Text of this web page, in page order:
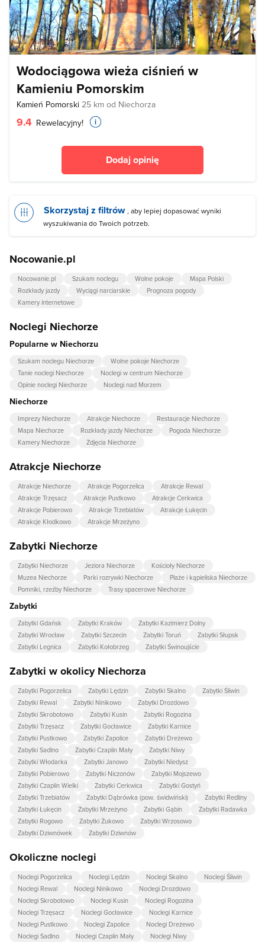
Wodociągowa wieża ciśnień w
Kamieniu Pomorskim
Kamień Pomorski 25 km od Niechorza
9.4 Rewelacyjny!
Dodaj opinię
Skorzystaj z filtrów , aby lepiej dopasować wyniki
wyszukiwania do Twoich potrzeb.
Nocowanie.pl
Nocowanie.pl Szukam noclegu Wolne pokoje
Mapa Polski
Rozkłady jazdy
Wyciągi narciarskie
Prognoza pogody
Kamery internetowe
Noclegi Niechorze
Popularne w Niechorzu
Szukam noclegu Niechorze
Wolne pokoje Niechorze
Tanie noclegi Niechorze
Noclegi w centrum Niechorze
Opinie noclegi Niechorze
Noclegi nad Morzem
Niechorze
Imprezy Niechorze Atrakcje Niechorze
Restauracje Niechorze
Mapa Niechorze
Rozkłady jazdy Niechorze
Pogoda Niechorze
Kamery Niechorze
Zdjęcia Niechorze
Atrakcje Niechorze
Atrakcje Niechorze Atrakcje Pogorzelica
Atrakcje Rewal
Atrakcje Trzęsacz
Atrakcje Pustkowo
Atrakcje Cerkwica
Atrakcje Pobierowo
Atrakcje Trzebiatów
Atrakcje Łukęcin
Atrakcje Kłodkowo
Atrakcje Mrzeżyno
Zabytki Niechorze
Zabytki Niechorze Jeziora Niechorze
Kościoły Niechorze
Muzea Niechorze
Parki rozrywki Niechorze
Plaże i kąpieliska Niechorze
Pomniki, rzeźby Niechorze
Trasy spacerowe Niechorze
Zabytki
Zabytki Gdańsk Zabytki Kraków
Zabytki Kazimierz Dolny
Zabytki Wrocław
Zabytki Szczecin Zabytki Toruń
Zabytki Słupsk
Zabytki Legnica
Zabytki Kołobrzeg Zabytki Świnoujście
Zabytki w okolicy Niechorza
Zabytki Pogorzelica Zabytki Lędzin Zabytki Skalno
Zabytki Śliwin
Zabytki Rewal
Zabytki Ninikowo
Zabytki Drozdowo
Zabytki Skrobotowo
Zabytki Kusin
Zabytki Rogozina
Zabytki Trzęsacz
Zabytki Gocławice
Zabytki Karnice
Zabytki Pustkowo
Zabytki Zapolice
Zabytki Dreżewo
Zabytki Sadlno
Zabytki Czaplin Mały
Zabytki Niwy
Zabytki Włodarka
Zabytki Janowo
Zabytki Niedysz
Zabytki Pobierowo
Zabytki Niczonów
Zabytki Mojszewo
Zabytki Czaplin Wielki
Zabytki Cerkwica
Zabytki Gostyń
Zabytki Trzebiatów
Zabytki Dąbrówka (pow. świdwiński)
Zabytki Redliny
Zabytki Łukęcin
Zabytki Mrzeżyno Zabytki Gąbin
Zabytki Radawka
Zabytki Rogowo
Zabytki Żukowo
Zabytki Wrzosowo
Zabytki Dziwnówek
Zabytki Dziwnów
Okoliczne noclegi
Noclegi Pogorzelica Noclegi Lędzin Noclegi Skalno
Noclegi Śliwin
Noclegi Rewal
Noclegi Ninikowo
Noclegi Drozdowo
Noclegi Skrobotowo
Noclegi Kusin
Noclegi Rogozina
Noclegi Trzęsacz
Noclegi Gocławice
Noclegi Karnice
Noclegi Pustkowo
Noclegi Zapolice
Noclegi Dreżewo
Noclegi Sadlno
Noclegi Czaplin Mały
Noclegi Niwy